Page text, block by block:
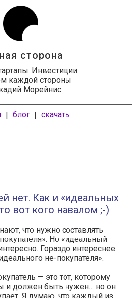
сторона
Инвестиции.
каждой стороны
Морейнис
| блог | скачать
нет. Как и «идеальных
вот кого навалом ;-)
что нужно составлять
Но «идеальный
Гораздо интереснее
не-покупателя».
— это тот, которому
и должен быть нужен… но он
Я думаю, что каждый из